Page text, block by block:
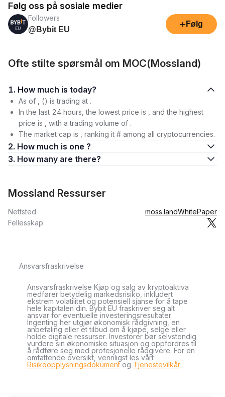
Følg oss på sosiale medier
Followers
@Bybit EU
+ Følg
Ofte stilte spørsmål om MOC(Mossland)
1. How much is today?
As of , () is trading at .
In the last 24 hours, the lowest price is , and the highest
price is , with a trading volume of .
The market cap is , ranking it # among all cryptocurrencies.
2. How much is one ?
3. How many are there?
Mossland Ressurser
Nettsted moss.landWhitePaper
Fellesskap
Ansvarsfraskrivelse
Ansvarsfraskrivelse Kjøp og salg av kryptoaktiva
medfører betydelig markedsrisiko, inkludert
ekstrem volatilitet og potensiell sjanse for å tape
hele kapitalen din. Bybit EU fraskriver seg alt
ansvar for eventuelle investeringsresultater.
Ingenting her utgjør økonomisk rådgivning, en
anbefaling eller et tilbud om å kjøpe, selge eller
holde digitale ressurser. Investorer bør selvstendig
vurdere sin økonomiske situasjon og oppfordres til
å rådføre seg med profesjonelle rådgivere. For en
omfattende oversikt, vennligst les vårt
Risikoopplysningsdokumentog Tjenestevilkår.